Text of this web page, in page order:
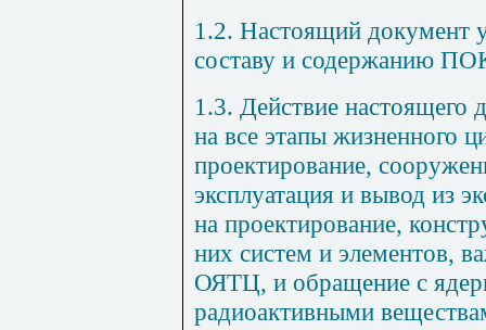
1.2. Настоящий документ
составу и содержанию
1.3. Действие настоящего
на все этапы жизненного
проектирование,
эксплуатация и вывод из
на проектирование,
них систем и элементов,
ОЯТЦ, и обращение с
радиоактивными